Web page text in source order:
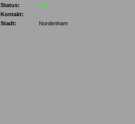
Status:
aktiv
Kontakt:
Stadt:
Nordenham